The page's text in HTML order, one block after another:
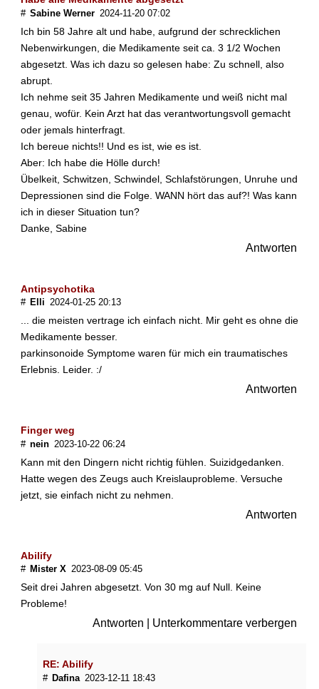
# Sabine Werner 2024-11-20 07:02
Ich bin 58 Jahre alt und habe, aufgrund der schrecklichen
Nebenwirkungen, die Medikamente seit ca. 3 1/2 Wochen
abgesetzt. Was ich dazu so gelesen habe: Zu schnell, also
abrupt.
Ich nehme seit 35 Jahren Medikamente und weiß nicht mal
genau, wofür. Kein Arzt hat das verantwortungsvoll gemacht
oder jemals hinterfragt.
Ich bereue nichts!! Und es ist, wie es ist.
Aber: Ich habe die Hölle durch!
Übelkeit, Schwitzen, Schwindel, Schlafstörungen, Unruhe und
Depressionen sind die Folge. WANN hört das auf?! Was kann
ich in dieser Situation tun?
Danke, Sabine
Antworten
Antipsychotika
# Elli 2024-01-25 20:13
... die meisten vertrage ich einfach nicht. Mir geht es ohne die
Medikamente besser.
parkinsonoide Symptome waren für mich ein traumatisches
Erlebnis. Leider. :/
Antworten
Finger weg
# nein 2023-10-22 06:24
Kann mit den Dingern nicht richtig fühlen. Suizidgedanken.
Hatte wegen des Zeugs auch Kreislauprobleme. Versuche
jetzt, sie einfach nicht zu nehmen.
Antworten
Abilify
# Mister X 2023-08-09 05:45
Seit drei Jahren abgesetzt. Von 30 mg auf Null. Keine
Probleme!
Antworten Unterkommentare verbergen
RE: Abilify
# Dafina 2023-12-11 18:43
a
r
f
n
u
n
t
e
r
e
r
B
e
d
l
g
m
i
u
r
e
p
a
A
l
k
t